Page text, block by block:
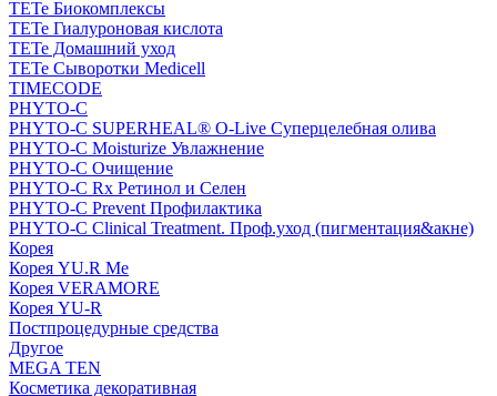
TETe Биокомплексы
TETe Гиалуроновая кислота
TETe Домашний уход
TETe Сыворотки Medicell
TIMECODE
PHYTO-C
PHYTO-C SUPERHEAL® O-Live Суперцелебная олива
PHYTO-C Moisturize Увлажнение
PHYTO-C Очищение
PHYTO-C Rx Ретинол и Селен
PHYTO-C Prevent Профилактика
PHYTO-C Clinical Treatment. Проф.уход (пигментация&акне)
Корея
Корея YU.R Me
Корея VERAMORE
Корея YU-R
Постпроцедурные средства
Другое
MEGA TEN
Косметика декоративная